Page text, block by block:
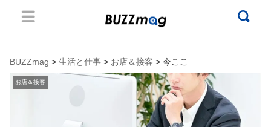
BUZZmag > 生活と仕事 > お店＆接客 > 今ここ
お店＆接客